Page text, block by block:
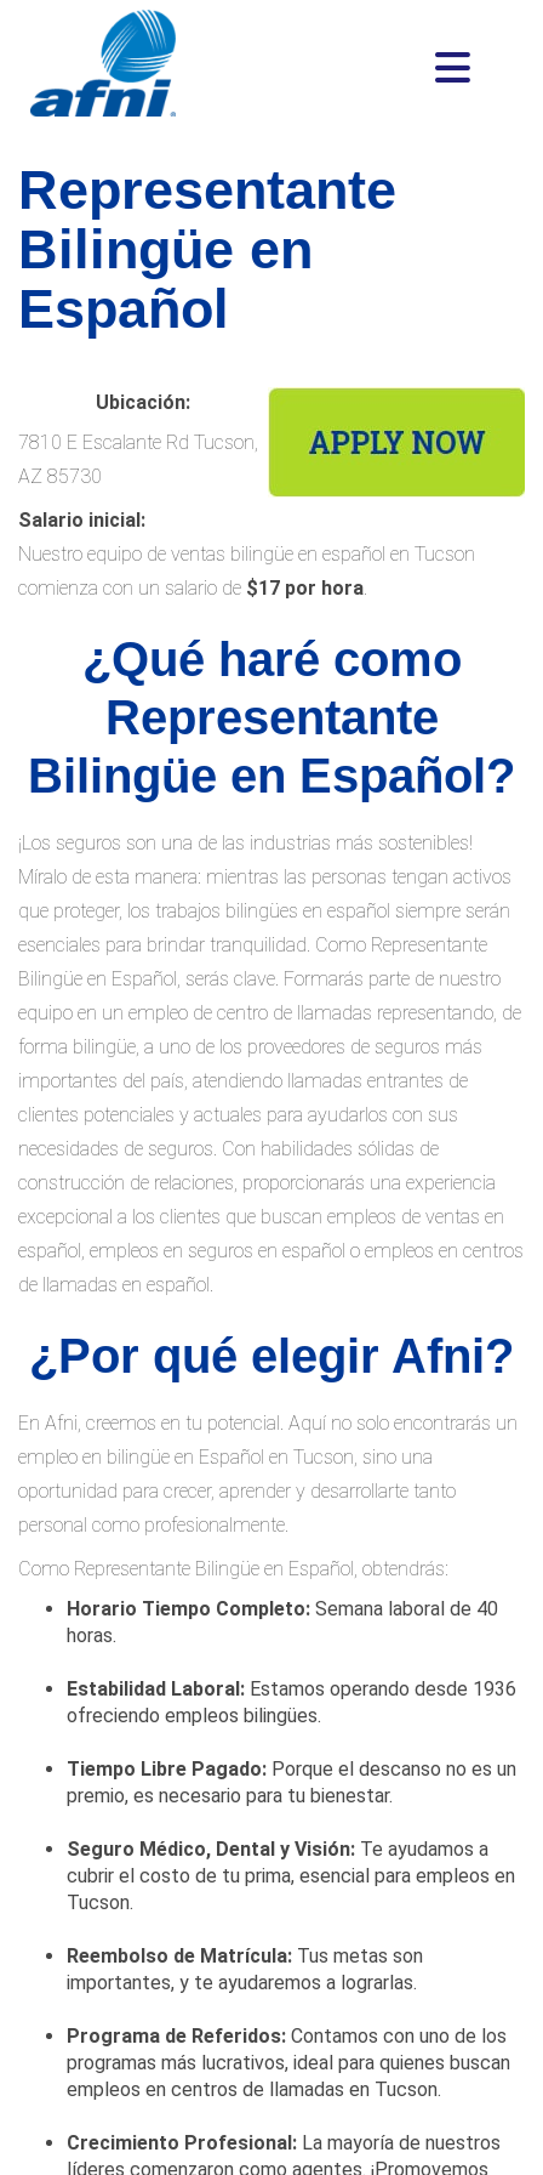
Representante
Bilingüe en
Español
Ubicación:
7810 E Escalante Rd Tucson,
AZ 85730
Salario inicial:
Nuestro equipo de ventas bilingüe en español en Tucson
comienza con un salario de $17 por hora.
¿Qué haré como
Representante
Bilingüe en Español?
¡Los seguros son una de las industrias más sostenibles!
Míralo de esta manera: mientras las personas tengan activos
que proteger, los trabajos bilingües en español siempre serán
esenciales para brindar tranquilidad. Como Representante
Bilingüe en Español, serás clave. Formarás parte de nuestro
equipo en un empleo de centro de llamadas representando, de
forma bilingüe, a uno de los proveedores de seguros más
importantes del país, atendiendo llamadas entrantes de
clientes potenciales y actuales para ayudarlos con sus
necesidades de seguros. Con habilidades sólidas de
construcción de relaciones, proporcionarás una experiencia
excepcional a los clientes que buscan empleos de ventas en
español, empleos en seguros en español o empleos en centros
de llamadas en español.
¿Por qué elegir Afni?
En Afni, creemos en tu potencial. Aquí no solo encontrarás un
empleo en bilingüe en Español en Tucson, sino una
oportunidad para crecer, aprender y desarrollarte tanto
personal como profesionalmente.
Como Representante Bilingüe en Español, obtendrás:
Horario Tiempo Completo: Semana laboral de 40
horas.
Estabilidad Laboral: Estamos operando desde 1936
ofreciendo empleos bilingües.
Tiempo Libre Pagado: Porque el descanso no es un
premio, es necesario para tu bienestar.
Seguro Médico, Dental y Visión: Te ayudamos a
cubrir el costo de tu prima, esencial para empleos en
Tucson.
Reembolso de Matrícula: Tus metas son
importantes, y te ayudaremos a lograrlas.
Programa de Referidos: Contamos con uno de los
programas más lucrativos, ideal para quienes buscan
empleos en centros de llamadas en Tucson.
Crecimiento Profesional: La mayoría de nuestros
líderes comenzaron como agentes. ¡Promovemos